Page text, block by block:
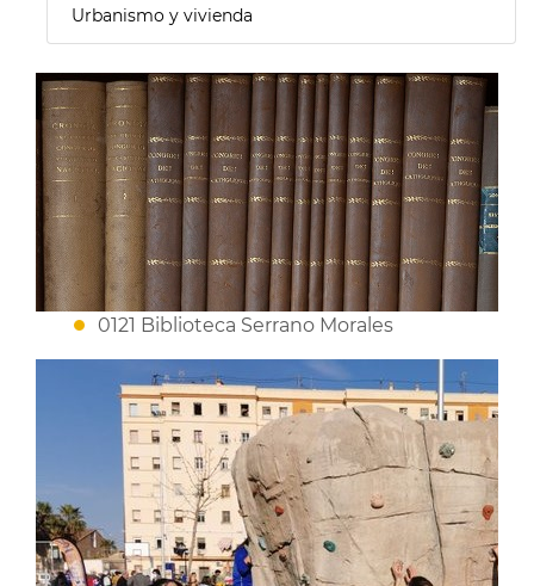
Urbanismo y vivienda
0121 Biblioteca Serrano Morales